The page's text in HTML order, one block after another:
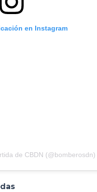
en Instagram
de CBDN (@bomberosdn)